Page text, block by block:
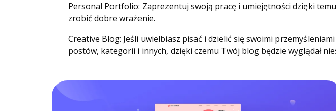
Personal Portfolio: Zaprezentuj swoją pracę i umiejętności dzięki
zrobić dobre wrażenie.
Creative Blog: Jeśli uwielbiasz pisać i dzielić się swoimi
postów, kategorii i innych, dzięki czemu Twój blog będzie wyglądał